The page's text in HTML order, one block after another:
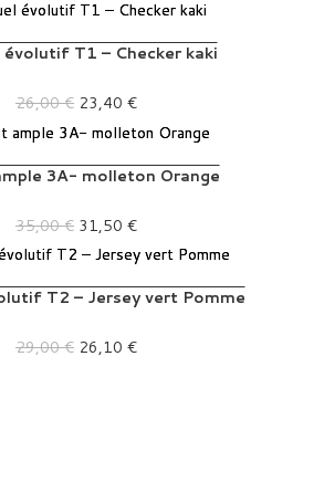
T1 – Checker kaki
26,00€ Le prix initial était : 26,00 €.
23,40 €Le prix actuel est : 23,40 €.
3A- molleton Orange
35,00€ Le prix initial était : 35,00 €.
31,50 €Le prix actuel est : 31,50 €.
T2 – Jersey vert Pomme
29,00€ Le prix initial était : 29,00 €.
26,10 €Le prix actuel est : 26,10 €.